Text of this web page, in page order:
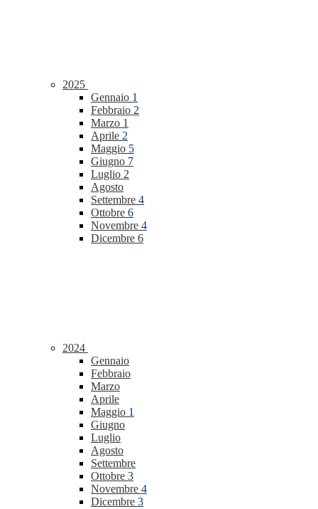
2025
Gennaio 1
Febbraio 2
Marzo 1
Aprile 2
Maggio 5
Giugno 7
Luglio 2
Agosto
Settembre 4
Ottobre 6
Novembre 4
Dicembre 6
2024
Gennaio
Febbraio
Marzo
Aprile
Maggio 1
Giugno
Luglio
Agosto
Settembre
Ottobre 3
Novembre 4
Dicembre 3